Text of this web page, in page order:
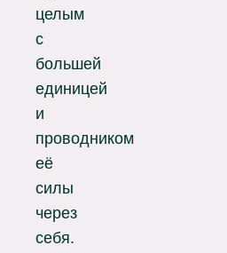
целым
с
большей
единицей
и
проводником
её
силы
через
себя.